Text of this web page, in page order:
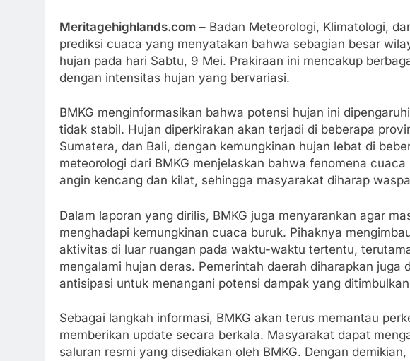
Meritagehighlands.com – Badan Meteorologi, Klimatologi,
prediksi cuaca yang menyatakan bahwa sebagian besar
hujan pada hari Sabtu, 9 Mei. Prakiraan ini mencakup
dengan intensitas hujan yang bervariasi.
BMKG menginformasikan bahwa potensi hujan ini
tidak stabil. Hujan diperkirakan akan terjadi di beberapa
Sumatera, dan Bali, dengan kemungkinan hujan lebat di
meteorologi dari BMKG menjelaskan bahwa fenomena
angin kencang dan kilat, sehingga masyarakat diharap
Dalam laporan yang dirilis, BMKG juga menyarankan agar
menghadapi kemungkinan cuaca buruk. Pihaknya
aktivitas di luar ruangan pada waktu-waktu tertentu,
mengalami hujan deras. Pemerintah daerah diharapkan juga
antisipasi untuk menangani potensi dampak yang
Sebagai langkah informasi, BMKG akan terus memantau
memberikan update secara berkala. Masyarakat dapat
saluran resmi yang disediakan oleh BMKG. Dengan